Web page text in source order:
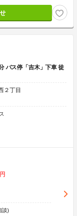
バス停「吉木」下車 徒
２丁目
談)